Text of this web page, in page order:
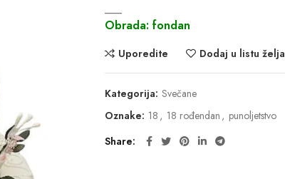
Obrada: fondan
Uporedite Dodaj u listu želja
Kategorija: Svečane
Oznake: 18 , 18 rođendan , punoljetstvo
Share